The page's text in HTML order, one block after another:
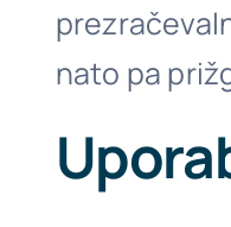
nato pa